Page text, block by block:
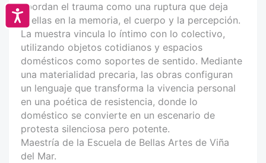
Accesibilidad
abordan el trauma como una ruptura que deja
huellas en la memoria, el cuerpo y la percepción.
La muestra vincula lo íntimo con lo colectivo,
utilizando objetos cotidianos y espacios
domésticos como soportes de sentido. Mediante
una materialidad precaria, las obras configuran
un lenguaje que transforma la vivencia personal
en una poética de resistencia, donde lo
doméstico se convierte en un escenario de
protesta silenciosa pero potente.
Maestría de la Escuela de Bellas Artes de Viña
del Mar.